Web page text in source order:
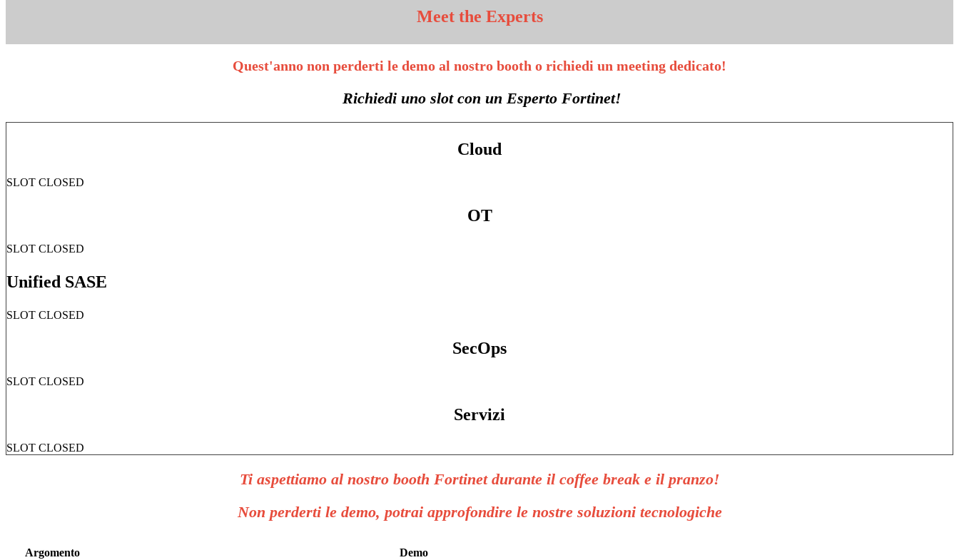
Meetthe Experts
Quest'anno non perderti le demo al nostro booth o richiedi un meeting dedicato!
Richiedi uno slot con un Esperto Fortinet!
Cloud
SLOT CLOSED
OT
SLOT CLOSED
Unified SASE
SLOT CLOSED
SecOps
SLOT CLOSED
Servizi
SLOT CLOSED
Ti aspettiamo al nostro booth Fortinet durante il coffee break e il pranzo!
Non perderti le demo, potrai approfondire le nostre soluzioni tecnologiche
Argomento Demo